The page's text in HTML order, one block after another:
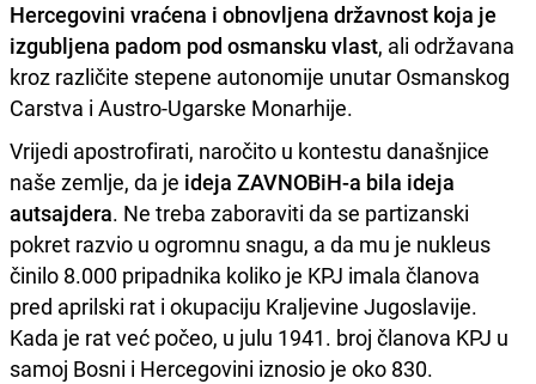
Hercegovini vraćena i obnovljena državnost koja je
izgubljena padom pod osmansku vlast, ali održavana
kroz različite stepene autonomije unutar Osmanskog
Carstva i Austro-Ugarske Monarhije.
Vrijedi apostrofirati, naročito u kontestu današnjice
naše zemlje, da je ideja ZAVNOBiH-a bila ideja
autsajdera. Ne treba zaboraviti da se partizanski
pokret razvio u ogromnu snagu, a da mu je nukleus
činilo 8.000 pripadnika koliko je KPJ imala članova
pred aprilski rat i okupaciju Kraljevine Jugoslavije.
Kada je rat već počeo, u julu 1941. broj članova KPJ u
samoj Bosni i Hercegovini iznosio je oko 830.